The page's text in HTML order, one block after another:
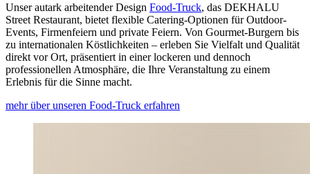
Unser autark arbeitender Design Food-Truck, das DEKHALU
Street Restaurant, bietet flexible Catering-Optionen für Outdoor-
Events, Firmenfeiern und private Feiern. Von Gourmet-Burgern bis
zu internationalen Köstlichkeiten – erleben Sie Vielfalt und Qualität
direkt vor Ort, präsentiert in einer lockeren und dennoch
professionellen Atmosphäre, die Ihre Veranstaltung zu einem
Erlebnis für die Sinne macht.
mehr über unseren Food-Truck erfahren